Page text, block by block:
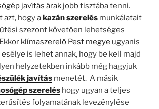
javítás árak jobb tisztába tenni.
hogy akazán szerelés munkálatait
szezont követően lehetséges
klímaszerelő Pest megye ugyanis
is lehet annak, hogy be kell majd
helyzetekben inkább még hagyjuk
javításmenetét. A másik
szereléshogy ugyan a teljes
folyamatának levezénylése